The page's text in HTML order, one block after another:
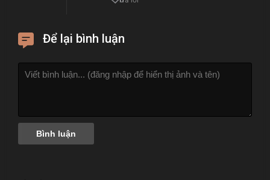
Để lại bình luận